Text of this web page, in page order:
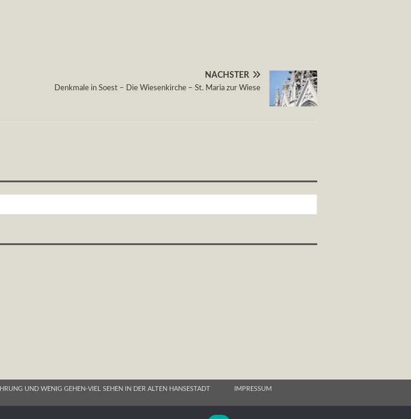
NÄCHSTER
Denkmale in Soest – Die Wiesenkirche – St. Maria zur Wiese
UND WENIG GEHEN-VIEL SEHEN IN DER ALTEN HANSESTADT IMPRESSUM